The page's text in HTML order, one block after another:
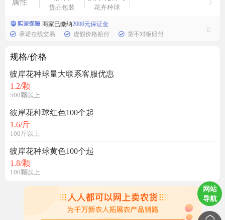
属性
货品包装 花卉种球
商家已缴纳2000元保证金
承诺在线交易
虚假价格赔付 货不对板赔付
规格/价格
彼岸花种球量大联系客服优惠
1.2/颗
500颗以上
彼岸花种球红色100个起
1.6/斤
100斤以上
彼岸花种球黄色100个起
1.8/颗
100颗以上
网站
导航